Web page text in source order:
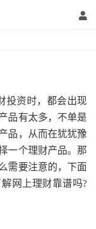
投资时，都会出现
品有太多，不单是
品，从而在犹犹豫
一个理财产品。那
需要注意的，下面
网上理财靠谱吗?